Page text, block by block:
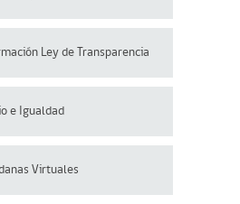
Ley de Transparencia
e Igualdad
Virtuales